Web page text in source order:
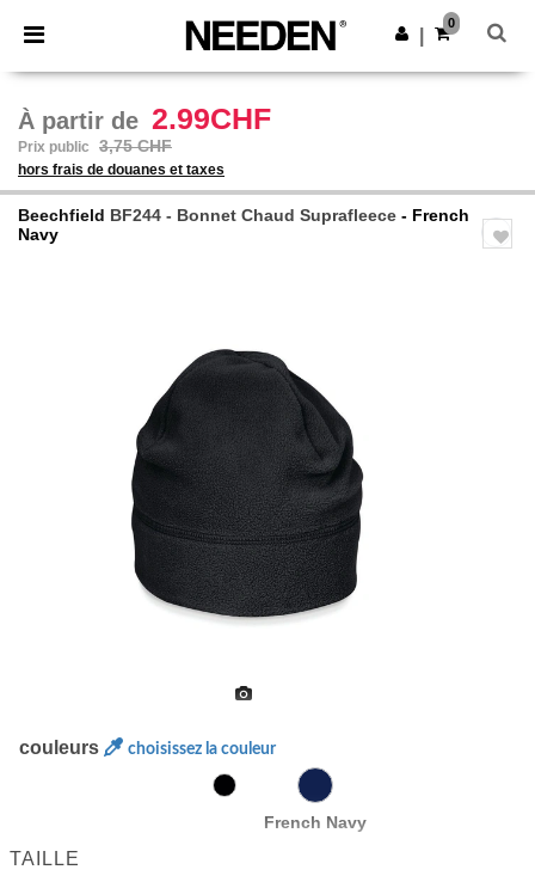
× Appli Needen
Meilleurs prix sur l’app !
Obtenir l'appli
0
À partir de 2.99CHF
Prix public 3,75 CHF
hors frais de douanes et taxes
Beechfield BF244 - Bonnet Chaud Suprafleece - French
Navy
couleurs choisissez la couleur
French Navy
TAILLE